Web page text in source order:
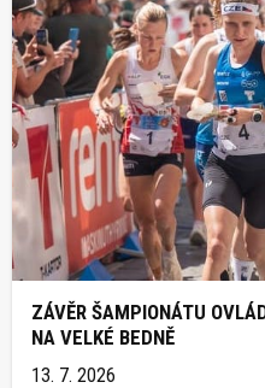
ZÁVĚR ŠAMPIONÁTU
NA VELKÉ BEDNĚ
13. 7. 2026